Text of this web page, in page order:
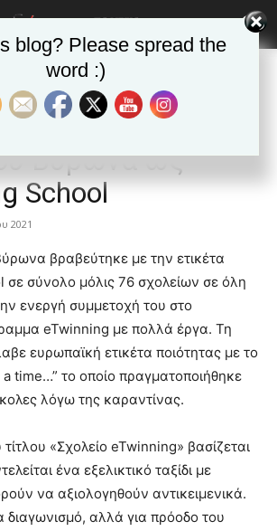
Τα νέα της Πόλης
του 1ου
Βύρωνα ως
School
2021
βραβεύτηκε με την ετικέτα
σύνολο μόλις 76 σχολείων σε όλη
ενεργή συμμετοχή του στο
eTwinning με πολλά έργα. Τη
ευρωπαϊκή ετικέτα ποιότητας με το
time…” το οποίο πραγματοποιήθηκε
λόγω της καραντίνας.
«Σχολείο eTwinning» βασίζεται
ένα εξελικτικό ταξίδι με
να αξιολογηθούν αντικειμενικά.
διαγωνισμό, αλλά για πρόοδο του
blog? Please spread the
word :)